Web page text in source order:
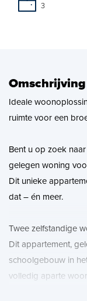
Vacatures
Nieuws
3
Omschrijving
Ideale
ruimte voor een
Bent u op zoek
gelegen woning
Dit unieke
dat – én meer.
Twee zelfstandige
Dit appartement,
schoolgebouw in
volledig aparte